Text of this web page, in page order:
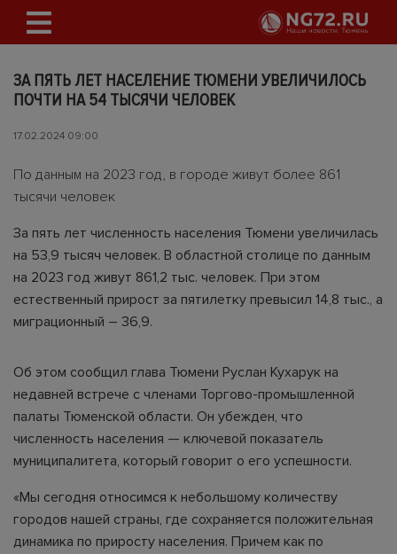
ЗА ПЯТЬ ЛЕТ НАСЕЛЕНИЕ ТЮМЕНИ УВЕЛИЧИЛОСЬ
ПОЧТИ НА 54 ТЫСЯЧИ ЧЕЛОВЕК
17.02.2024 09:00
По данным на 2023 год, в городе живут более 861
тысячи человек
За пять лет численность населения Тюмени увеличилась
на 53,9 тысяч человек. В областной столице по данным
на 2023 год живут 861,2 тыс. человек. При этом
естественный прирост за пятилетку превысил 14,8 тыс., а
миграционный – 36,9.
Об этом сообщил глава Тюмени Руслан Кухарук на
недавней встрече с членами Торгово-промышленной
палаты Тюменской области. Он убежден, что
численность населения — ключевой показатель
муниципалитета, который говорит о его успешности.
«Мы сегодня относимся к небольшому количеству
городов нашей страны, где сохраняется положительная
динамика по приросту населения. Причем как по